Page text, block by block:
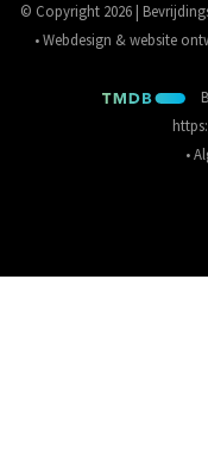
© Copyright 2026 |
•Webdesign & website
•